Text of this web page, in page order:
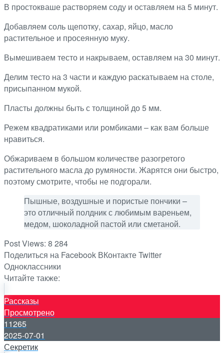
В простокваше растворяем соду и оставляем на 5 минут.
Добавляем соль щепотку, сахар, яйцо, масло
растительное и просеянную муку.
Вымешиваем тесто и накрываем, оставляем на 30 минут.
Делим тесто на 3 части и каждую раскатываем на столе,
присыпанном мукой.
Пласты должны быть с толщиной до 5 мм.
Режем квадратиками или ромбиками – как вам больше
нравиться.
Обжариваем в большом количестве разогретого
растительного масла до румяности. Жарятся они быстро,
поэтому смотрите, чтобы не подгорали.
Пышные, воздушные и пористые пончики –
это отличный полдник с любимым вареньем,
медом, шоколадной пастой или сметаной.
Post Views: 8 284
Поделиться на Facebook ВКонтактеTwitter
Одноклассники
Читайте также:
Рассказы
Просмотрено
11265
2025-07-01
Секретик